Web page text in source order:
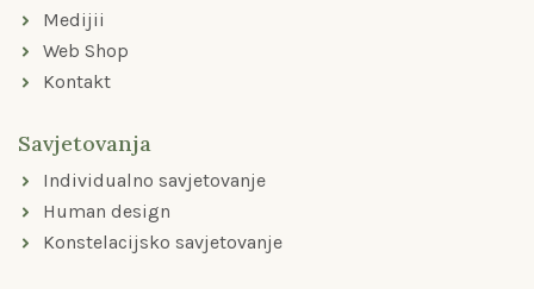
Medijii
Web Shop
Kontakt
Savjetovanja
Individualno savjetovanje
Human design
Konstelacijsko savjetovanje